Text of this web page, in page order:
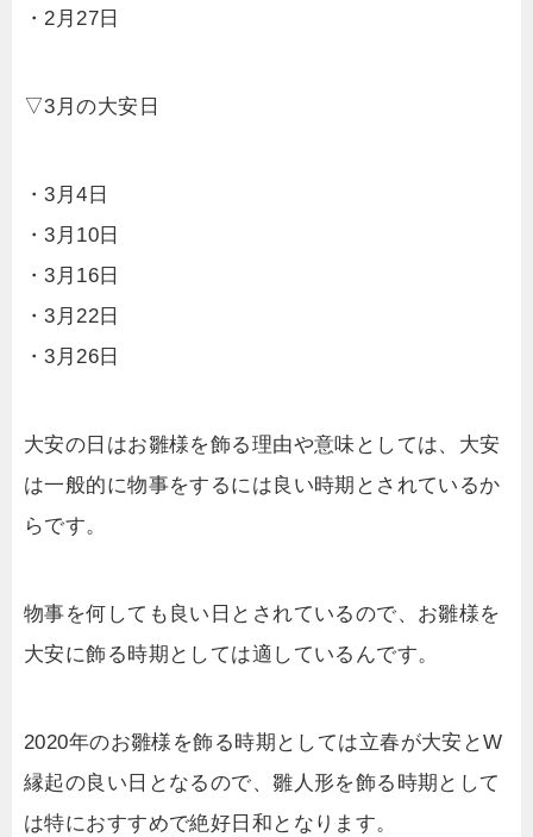
・2月27日
▽3月の大安日
・3月4日
・3月10日
・3月16日
・3月22日
・3月26日
大安の日はお雛様を飾る理由や意味としては、大安
は一般的に物事をするには良い時期とされているか
らです。
物事を何しても良い日とされているので、お雛様を
大安に飾る時期としては適しているんです。
2020年のお雛様を飾る時期としては立春が大安とW
縁起の良い日となるので、雛人形を飾る時期として
は特におすすめで絶好日和となります。